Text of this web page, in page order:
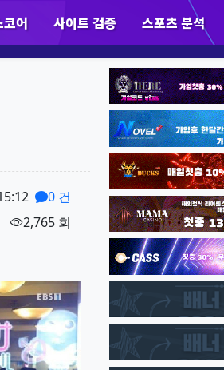
코어 사이트 검증
하위분류
스포츠 분석
하위분류
팝업레이어 알림이 없습니다.